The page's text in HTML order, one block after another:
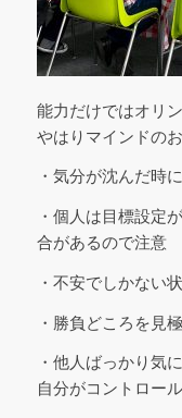
能力だけではオリ
やはりマインドの
・気分が沈んだ時
・個人は目標設定
合があるので注意
・不安でしかない
・勝負どころを見
・他人ばっかり気
自分がコントロー